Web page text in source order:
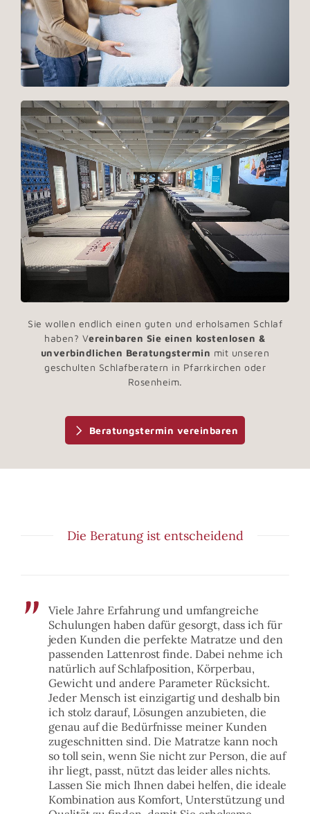
Sie wollen endlich einen guten und erholsamen Schlaf
haben? Vereinbaren Sie einen kostenlosen &
unverbindlichen Beratungstermin mit unseren
geschulten Schlafberatern in Pfarrkirchen oder
Rosenheim.
Beratungstermin vereinbaren
Die Beratung ist entscheidend
Viele Jahre Erfahrung und umfangreiche
Schulungen haben dafür gesorgt, dass ich für
jeden Kunden die perfekte Matratze und den
passenden Lattenrost finde. Dabei nehme ich
natürlich auf Schlafposition, Körperbau,
Gewicht und andere Parameter Rücksicht.
Jeder Mensch ist einzigartig und deshalb bin
ich stolz darauf, Lösungen anzubieten, die
genau auf die Bedürfnisse meiner Kunden
zugeschnitten sind. Die Matratze kann noch
so toll sein, wenn Sie nicht zur Person, die auf
ihr liegt, passt, nützt das leider alles nichts.
Lassen Sie mich Ihnen dabei helfen, die ideale
Kombination aus Komfort, Unterstützung und